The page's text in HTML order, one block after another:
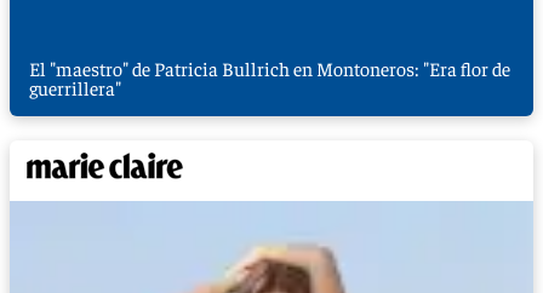
El "maestro" de Patricia Bullrich en Montoneros: "Era flor de
guerrillera"